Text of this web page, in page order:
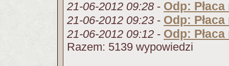
21-06-2012 09:28 - Odp:
21-06-2012 09:23 - Odp:
21-06-2012 09:12 - Odp:
Razem: 5139 wypowiedzi